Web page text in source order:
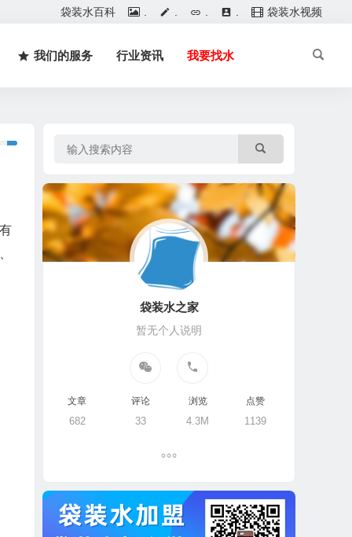
袋装水百科 袋装水视频
我们的服务 行业资讯 我要找水
袋装水之家
暂无个人说明
文章
682
评论
33
浏览
4.3M
点赞
1139